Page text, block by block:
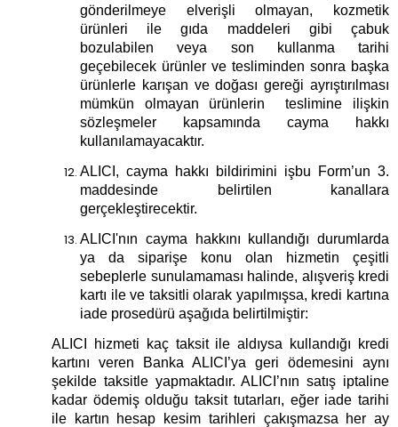
gönderilmeye elverişli olmayan, kozmetik
ürünleri ile gıda maddeleri gibi çabuk
bozulabilen veya son kullanma tarihi
geçebilecek ürünler ve tesliminden sonra başka
ürünlerle karışan ve doğası gereği ayrıştırılması
mümkün olmayan ürünlerin
teslimine ilişkin
sözleşmeler kapsamında cayma hakkı
kullanılamayacaktır.
ALICI, cayma hakkı bildirimini işbu Form’un 3.
maddesinde belirtilen kanallara
gerçekleştirecektir.
ALICI'nın cayma hakkını kullandığı durumlarda
ya da siparişe konu olan hizmetin çeşitli
sebeplerle sunulamaması halinde, alışveriş kredi
kartı ile ve taksitli olarak yapılmışsa, kredi kartına
iade prosedürü aşağıda belirtilmiştir:
ALICI hizmeti kaç taksit ile aldıysa kullandığı kredi
kartını veren Banka ALICI’ya geri ödemesini aynı
şekilde taksitle yapmaktadır. ALICI’nın satış iptaline
kadar ödemiş olduğu taksit tutarları, eğer iade tarihi
ile kartın hesap kesim tarihleri çakışmazsa her ay